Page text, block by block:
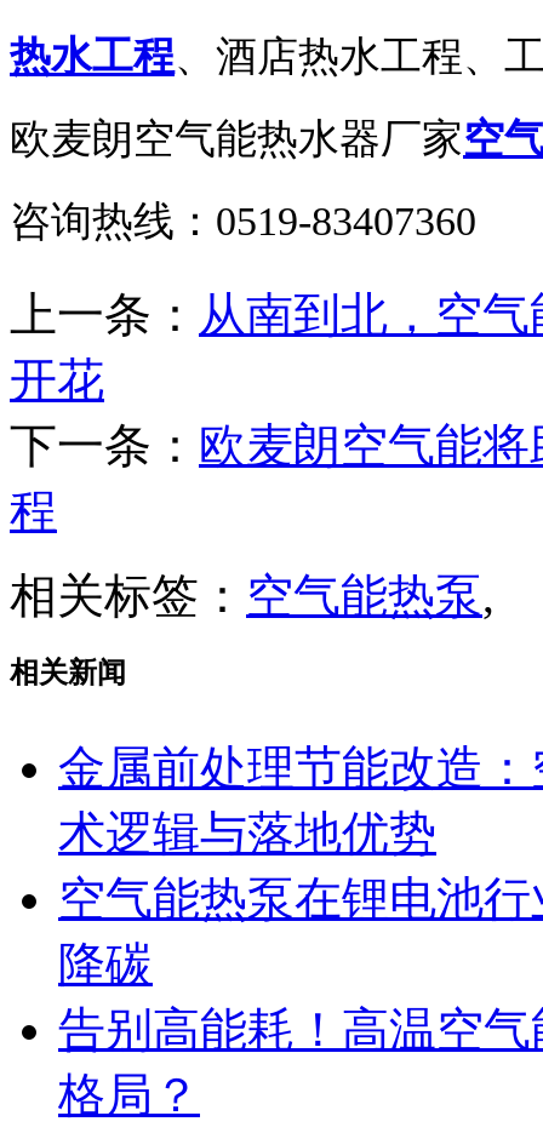
热水工程、酒店热水工程、
欧麦朗空气能热水器厂家空
咨询热线：0519-83407360
上一条： 从南到北，空
开花
下一条： 欧麦朗空气能
程
相关标签： 空气能热泵,
相关新闻
金属前处理节能改造
术逻辑与落地优势
空气能热泵在锂电池
降碳
告别高能耗！高温空
格局？